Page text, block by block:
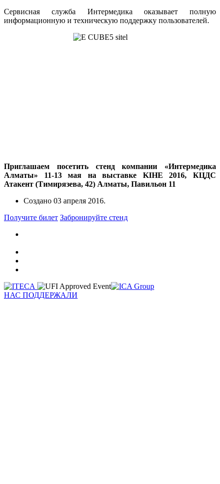
Сервисная служба Интермедика оказывает полную
информационную и техническую поддержку пользователей.
Приглашаем посетить стенд компании «Интермедика
Алматы» 11-13 мая на выставке KIHE 2016, КЦДС
Атакент (Тимирязева, 42) Алматы, Павильон 11
Создано 03 апреля 2016.
Получите билет Забронируйте стенд
НАС ПОДДЕРЖАЛИ